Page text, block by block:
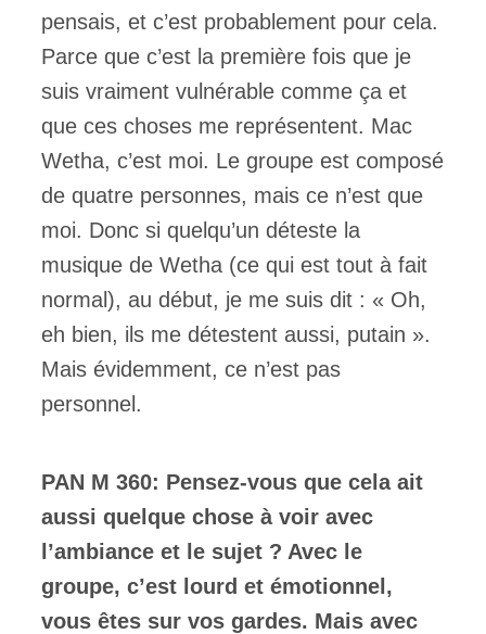
pensais, et c’est probablement pour cela.
Parce que c’est la première fois que je
suis vraiment vulnérable comme ça et
que ces choses me représentent. Mac
Wetha, c’est moi. Le groupe est composé
de quatre personnes, mais ce n’est que
moi. Donc si quelqu’un déteste la
musique de Wetha (ce qui est tout à fait
normal), au début, je me suis dit : « Oh,
eh bien, ils me détestent aussi, putain ».
Mais évidemment, ce n’est pas
personnel.
PAN M 360: Pensez-vous que cela ait
aussi quelque chose à voir avec
l’ambiance et le sujet ? Avec le
groupe, c’est lourd et émotionnel,
vous êtes sur vos gardes. Mais avec